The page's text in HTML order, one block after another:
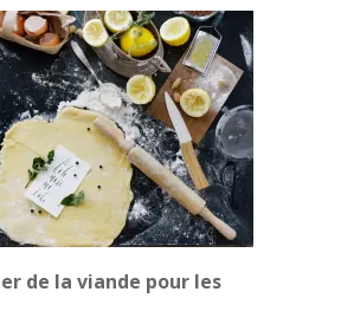
de la viande pour les